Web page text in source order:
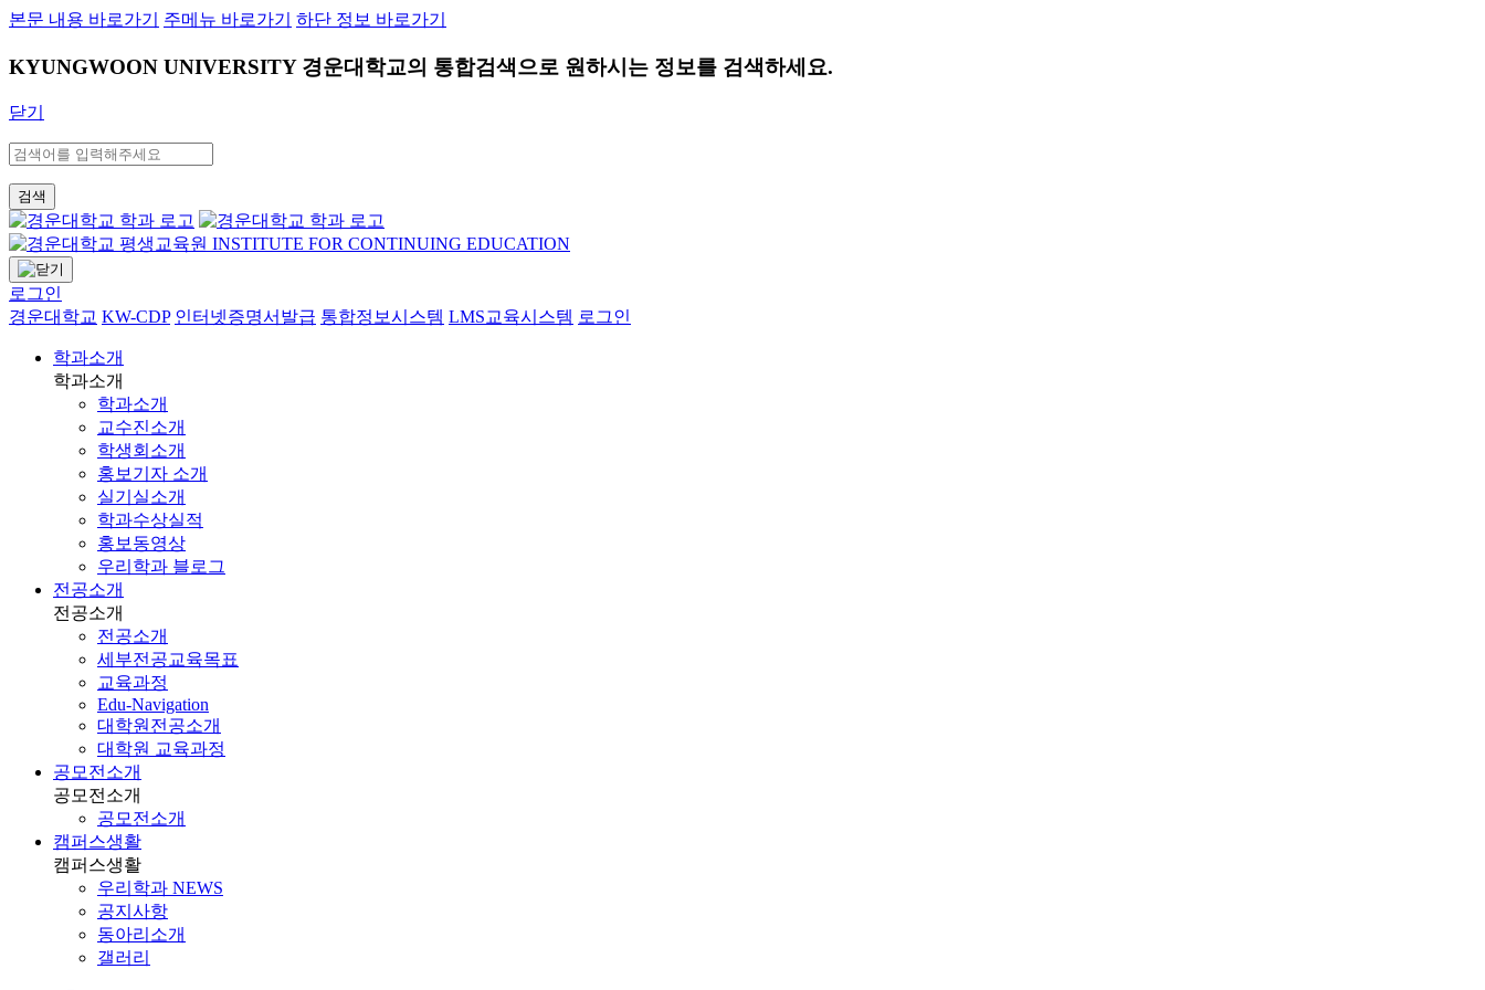
본문 내용 바로가기 주메뉴 바로가기 하단 정보 바로가기
KYUNGWOON UNIVERSITY 경운대학교의 통합검색으로 원하시는 정보를 검색하세요.
닫기
검색
로그인
경운대학교 KW-CDP 인터넷증명서발급 통합정보시스템 LMS교육시스템 로그인
학과소개
학과소개
학과소개
교수진소개
학생회소개
홍보기자 소개
실기실소개
학과수상실적
홍보동영상
우리학과 블로그
전공소개
전공소개
전공소개
세부전공교육목표
교육과정
Edu-Navigation
대학원전공소개
대학원 교육과정
공모전소개
공모전소개
공모전소개
캠퍼스생활
캠퍼스생활
우리학과 NEWS
공지사항
동아리소개
갤러리